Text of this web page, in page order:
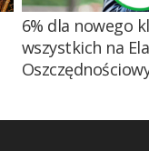
6% dla nowego
wszystkich na